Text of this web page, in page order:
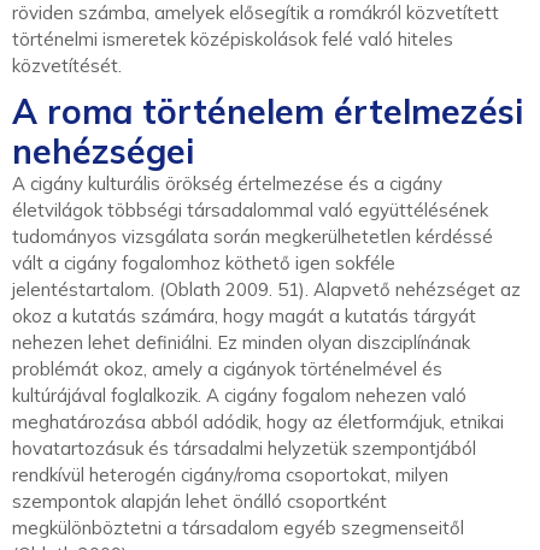
röviden számba, amelyek elősegítik a romákról közvetített
történelmi ismeretek középiskolások felé való hiteles
közvetítését.
A roma történelem értelmezési
nehézségei
A cigány kulturális örökség értelmezése és a cigány
életvilágok többségi társadalommal való együttélésének
tudományos vizsgálata során megkerülhetetlen kérdéssé
vált a cigány fogalomhoz köthető igen sokféle
jelentéstartalom. (Oblath 2009. 51). Alapvető nehézséget az
okoz a kutatás számára, hogy magát a kutatás tárgyát
nehezen lehet definiálni. Ez minden olyan diszciplínának
problémát okoz, amely a cigányok történelmével és
kultúrájával foglalkozik. A cigány fogalom nehezen való
meghatározása abból adódik, hogy az életformájuk, etnikai
hovatartozásuk és társadalmi helyzetük szempontjából
rendkívül heterogén cigány/roma csoportokat, milyen
szempontok alapján lehet önálló csoportként
megkülönböztetni a társadalom egyéb szegmenseitől